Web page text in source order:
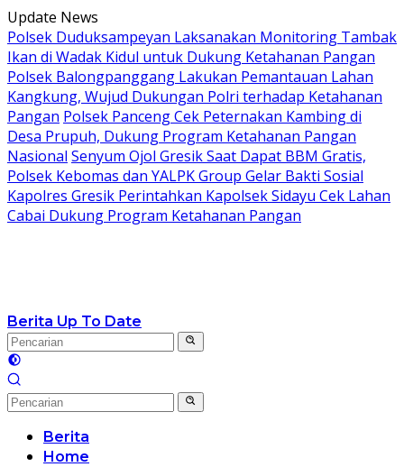
Langsung
ke
konten
Update News
Polsek Duduksampeyan Laksanakan Monitoring Tambak
Ikan di Wadak Kidul untuk Dukung Ketahanan Pangan
Polsek Balongpanggang Lakukan Pemantauan Lahan
Kangkung, Wujud Dukungan Polri terhadap Ketahanan
Pangan Polsek Panceng Cek Peternakan Kambing di
Desa Prupuh, Dukung Program Ketahanan Pangan
Nasional Senyum Ojol Gresik Saat Dapat BBM Gratis,
Polsek Kebomas dan YALPK Group Gelar Bakti Sosial
Kapolres Gresik Perintahkan Kapolsek Sidayu Cek Lahan
Cabai Dukung Program Ketahanan Pangan
Berita Up To Date
Berita
Home